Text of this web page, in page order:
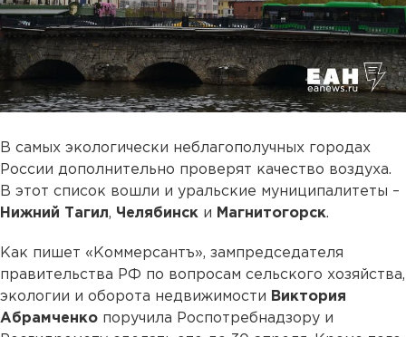
В самых экологически неблагополучных городах
России дополнительно проверят качество воздуха.
В этот список вошли и уральские муниципалитеты –
Нижний Тагил, Челябинск и Магнитогорск.
Как пишет «Коммерсантъ», зампредседателя
правительства РФ по вопросам сельского хозяйства,
экологии и оборота недвижимости Виктория
Абрамченко поручила Роспотребнадзору и